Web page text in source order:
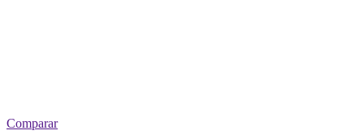
Comparar